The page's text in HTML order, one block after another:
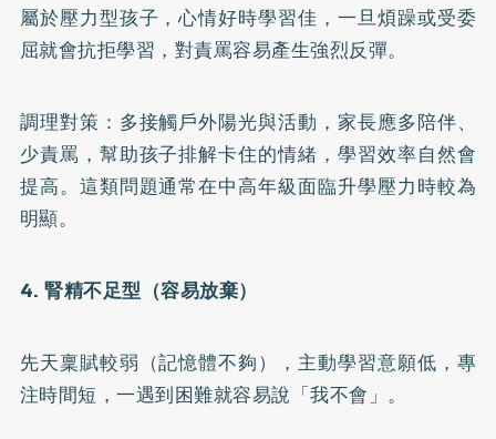
屬於壓力型孩子，心情好時學習佳，一旦煩躁或受委
屈就會抗拒學習，對責罵容易產生強烈反彈。
調理對策：多接觸戶外陽光與活動，家長應多陪伴、
少責罵，幫助孩子排解卡住的情緒，學習效率自然會
提高。這類問題通常在中高年級面臨升學壓力時較為
明顯。
4. 腎精不足型（容易放棄）
先天稟賦較弱（記憶體不夠），主動學習意願低，專
注時間短，一遇到困難就容易說「我不會」。